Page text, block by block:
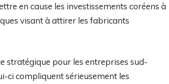
en cause les investissements coréens à
visant à attirer les fabricants
stratégique pour les entreprises sud-
ci compliquent sérieusement les